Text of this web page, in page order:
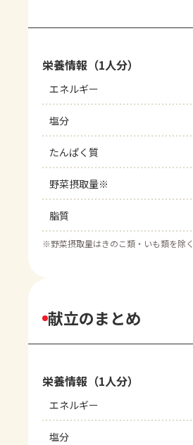
栄養情報（1人分）
エネルギー
塩分
たんぱく質
野菜摂取量※
脂質
※野菜摂取量はきのこ類・いも類を除く
献立のまとめ
栄養情報（1人分）
エネルギー
塩分